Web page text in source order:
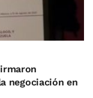
negociación en